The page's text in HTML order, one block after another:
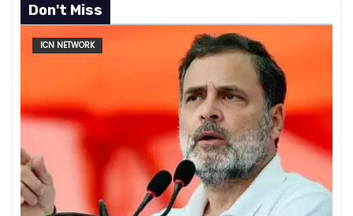
Don't Miss
ICN NETWORK